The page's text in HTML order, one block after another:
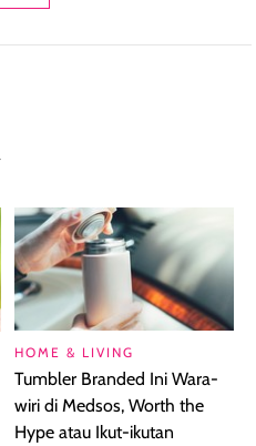
HOME & LIVING
Tumbler Branded Ini Wara-
wiri di Medsos, Worth the
Hype atau Ikut-ikutan